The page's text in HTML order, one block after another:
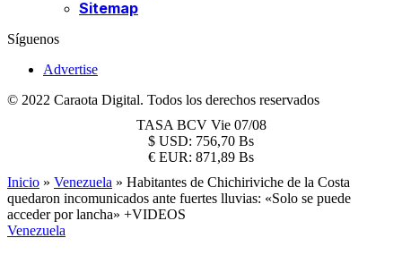
Sitemap
Síguenos
Advertise
© 2022 Caraota Digital. Todos los derechos reservados
TASA BCV Vie 07/08
$ USD: 756,70 Bs
€ EUR: 871,89 Bs
Inicio » Venezuela » Habitantes de Chichiriviche de la Costa
quedaron incomunicados ante fuertes lluvias: «Solo se puede
acceder por lancha» +VIDEOS
Venezuela